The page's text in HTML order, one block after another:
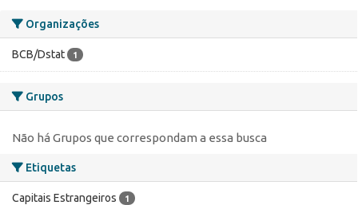
Organizações
BCB/Dstat 1
Grupos
Não há Grupos que correspondam a essa busca
Etiquetas
Capitais Estrangeiros 1